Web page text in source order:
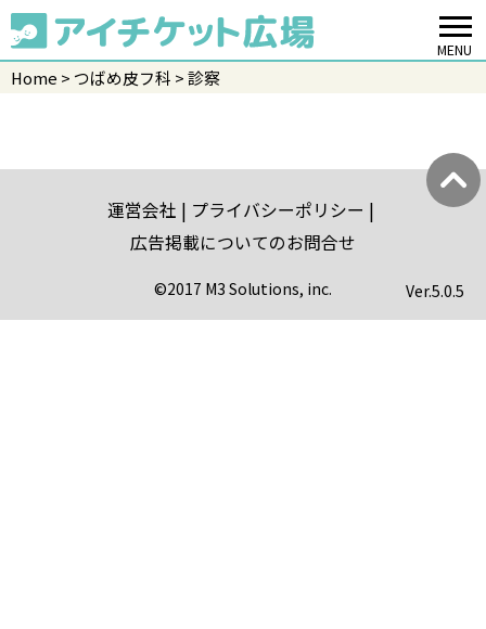
MENU
Home つばめ皮フ科 診察
運営会社
プライバシーポリシー
広告掲載についてのお問合せ
©2017 M3 Solutions, inc. Ver.5.0.5